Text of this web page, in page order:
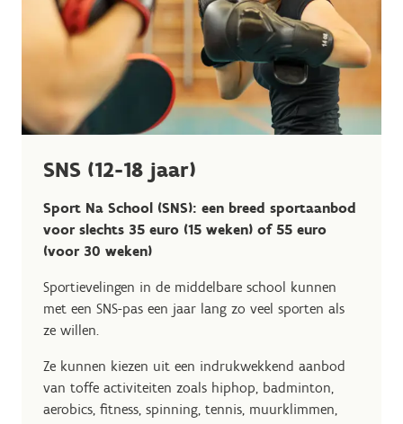
SNS (12-18 jaar)
Sport Na School (SNS): een breed sportaanbod
voor slechts 35 euro (15 weken) of 55 euro
(voor 30 weken)
Sportievelingen in de middelbare school kunnen
met een SNS-pas een jaar lang zo veel sporten als
ze willen.
Ze kunnen kiezen uit een indrukwekkend aanbod
van toffe activiteiten zoals hiphop, badminton,
aerobics, fitness, spinning, tennis, muurklimmen,